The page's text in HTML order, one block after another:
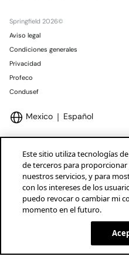
Springfield 2026©
Aviso legal
Condiciones generales
Privacidad
Profeco
Condusef
Mexico Español
Marcas Tendam
Este sitio utiliza tecnologías
de terceros para
nuestros servicios, y para
con los intereses de los
puedo revocar o cambiar mi
momento en el futuro.